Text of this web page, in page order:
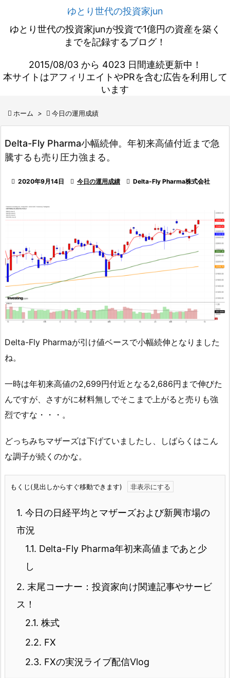
ゆとり世代の投資家jun
ゆとり世代の投資家junが投資で1億円の資産を築く
までを記録するブログ！
2015/08/03 から 4023 日間連続更新中！
本サイトはアフィリエイトやPRを含む広告を利用して
います
 ホーム >  今日の運用成績
Delta-Fly Pharma小幅続伸。年初来高値付近まで急
騰するも売り圧力強まる。
 2020年9月14日  今日の運用成績  Delta-Fly Pharma株式会社
Delta-Fly Pharmaが引け値ベースで小幅続伸となりました
ね。
一時は年初来高値の2,699円付近となる2,686円まで伸びた
んですが、さすがに材料無しでそこまで上がると売りも強
烈ですな・・・。
どっちみちマザーズは下げていましたし、しばらくはこん
な調子が続くのかな。
もくじ(見出しからすぐ移動できます)
1. 今日の日経平均とマザーズおよび新興市場の
市況
1.1. Delta-Fly Pharma年初来高値まであと少
し
2. 末尾コーナー：投資家向け関連記事やサービ
ス！
2.1. 株式
2.2. FX
2.3. FXの実況ライブ配信Vlog